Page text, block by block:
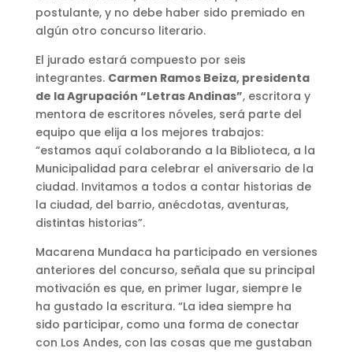
postulante, y no debe haber sido premiado en
algún otro concurso literario.
El jurado estará compuesto por seis
integrantes. Carmen Ramos Beiza, presidenta
de la Agrupación “Letras Andinas”, escritora y
mentora de escritores nóveles, será parte del
equipo que elija a los mejores trabajos:
“estamos aquí colaborando a la Biblioteca, a la
Municipalidad para celebrar el aniversario de la
ciudad. Invitamos a todos a contar historias de
la ciudad, del barrio, anécdotas, aventuras,
distintas historias”.
Macarena Mundaca ha participado en versiones
anteriores del concurso, señala que su principal
motivación es que, en primer lugar, siempre le
ha gustado la escritura. “La idea siempre ha
sido participar, como una forma de conectar
con Los Andes, con las cosas que me gustaban